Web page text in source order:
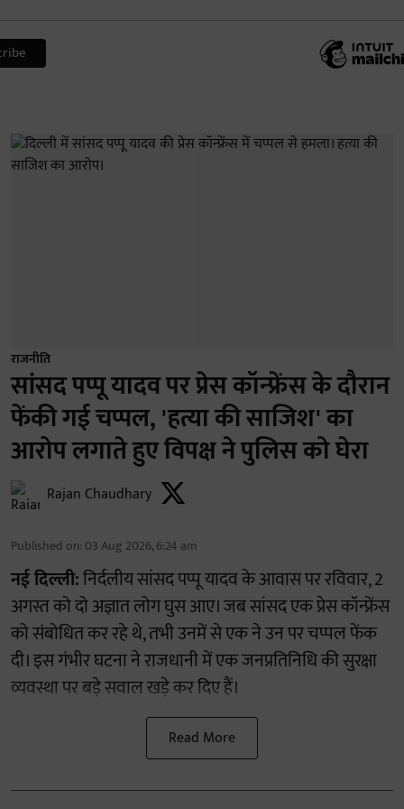
राजनीति
सांसद पप्पू यादव पर प्रेस कॉन्फ्रेंस के दौरान
फेंकी गई चप्पल, 'हत्या की साजिश' का
आरोप लगाते हुए विपक्ष ने पुलिस को घेरा
Rajan Chaudhary
Published on: 03 Aug 2026, 6:24 am
नई दिल्ली:निर्दलीय सांसद पप्पू यादव के आवास पर रविवार, 2
अगस्त को दो अज्ञात लोग घुस आए। जब सांसद एक प्रेस कॉन्फ्रेंस
को संबोधित कर रहे थे, तभी उनमें से एक ने उन पर चप्पल फेंक
दी। इस गंभीर घटना ने राजधानी में एक जनप्रतिनिधि की सुरक्षा
व्यवस्था पर बड़े सवाल खड़े कर दिए हैं।
Read More